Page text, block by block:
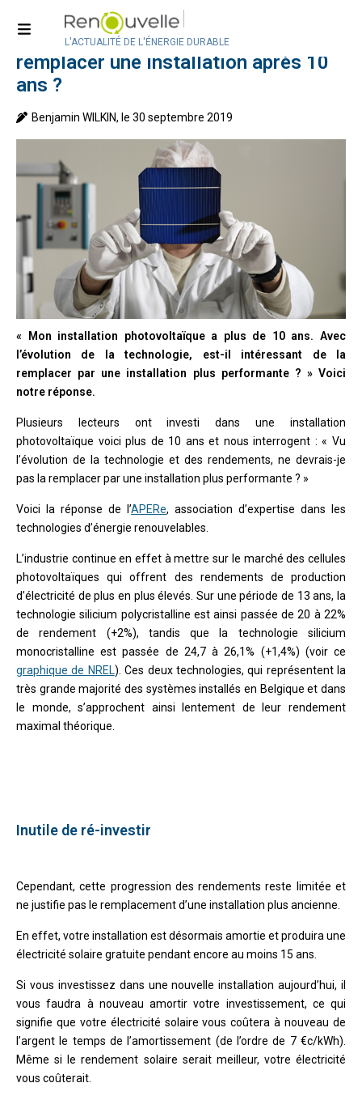
L'ACTUALITÉ DE L'ÉNERGIE DURABLE
Performance photovoltaïque : faut-il
remplacer une installation après 10
ans ?
Benjamin WILKIN, le 30 septembre 2019
« Mon installation photovoltaïque a plus de 10 ans. Avec
l’évolution de la technologie, est-il intéressant de la
remplacer par une installation plus performante ? » Voici
notre réponse.
Plusieurs lecteurs ont investi dans une installation
photovoltaïque voici plus de 10 ans et nous interrogent : « Vu
l’évolution de la technologie et des rendements, ne devrais-je
pas la remplacer par une installation plus performante ? »
Voici la réponse de l’APERe, association d’expertise dans les
technologies d’énergie renouvelables.
L’industrie continue en effet à mettre sur le marché des cellules
photovoltaïques qui offrent des rendements de production
d’électricité de plus en plus élevés. Sur une période de 13 ans, la
technologie silicium polycristalline est ainsi passée de 20 à 22%
de rendement (+2%), tandis que la technologie silicium
monocristalline est passée de 24,7 à 26,1% (+1,4%) (voir ce
graphique de NREL). Ces deux technologies, qui représentent la
très grande majorité des systèmes installés en Belgique et dans
le monde, s’approchent ainsi lentement de leur rendement
maximal théorique.
Inutile de ré-investir
Cependant, cette progression des rendements reste limitée et
ne justifie pas le remplacement d’une installation plus ancienne.
En effet, votre installation est désormais amortie et produira une
électricité solaire gratuite pendant encore au moins 15 ans.
Si vous investissez dans une nouvelle installation aujourd’hui, il
vous faudra à nouveau amortir votre investissement, ce qui
signifie que votre électricité solaire vous coûtera à nouveau de
l’argent le temps de l’amortissement (de l’ordre de 7 €c/kWh).
Même si le rendement solaire serait meilleur, votre électricité
vous coûterait.